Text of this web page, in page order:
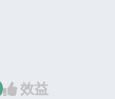
效益